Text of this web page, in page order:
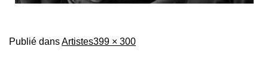
Publié dansArtistesTaille
399 × 300